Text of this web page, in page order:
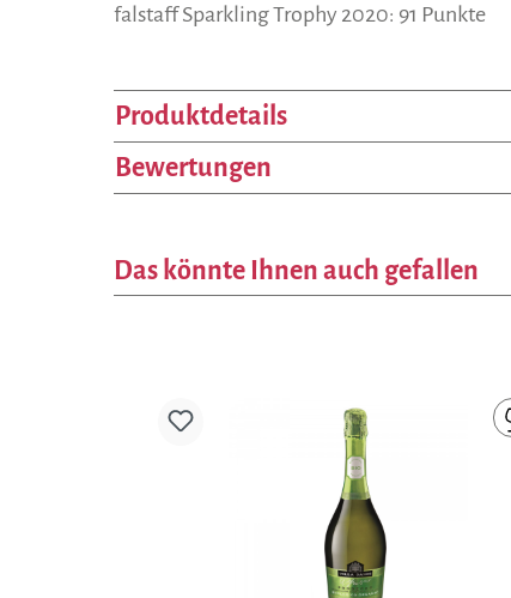
falstaff Sparkling Trophy 2020: 91 Punkte
Produktdetails
Bewertungen
Das könnte Ihnen auch gefallen